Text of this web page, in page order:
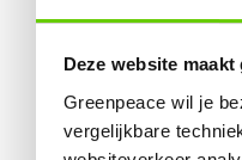
Deze website
Greenpeace wil je
vergelijkbare